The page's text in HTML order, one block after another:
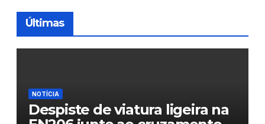
Últimas
NOTÍCIA
Despiste de viatura ligeira na